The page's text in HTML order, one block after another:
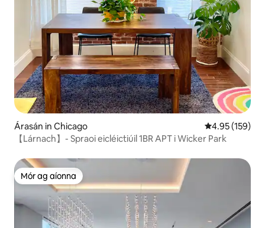
Árasán in Chicago Meánrátáil
4.95 (159)
【Lárnach】- Spraoi eicléictiúil 1BR APT i Wicker Park
Mór ag aíonna
Mór ag aíonna